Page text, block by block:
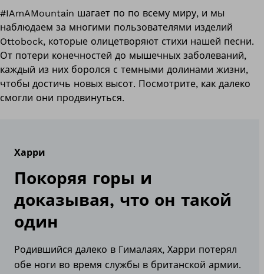
#IAmAMountain шагает по по всему миру, и мы
наблюдаем за многими пользователями изделий
Ottobock, которые олицетворяют стихи нашей песни.
От потери конечностей до мышечных заболеваний,
каждый из них боролся с темными долинами жизни,
чтобы достичь новых высот. Посмотрите, как далеко
смогли они продвинуться.
Харри
Покоряя горы и
доказывая, что он такой
один
Родившийся далеко в Гималаях, Харри потерял
обе ноги во время службы в британской армии.